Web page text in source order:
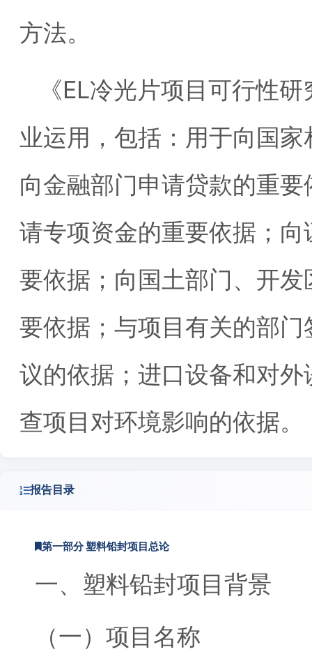
方法。
《EL冷光片项目可行性
业运用，包括：用于向国
向金融部门申请贷款的重
请专项资金的重要依据；
要依据；向国土部门、开
要依据；与项目有关的部
议的依据；进口设备和对
查项目对环境影响的依据。
报告目录
第一部分 塑料铅封项目总论
一、塑料铅封项目背景
（一）项目名称